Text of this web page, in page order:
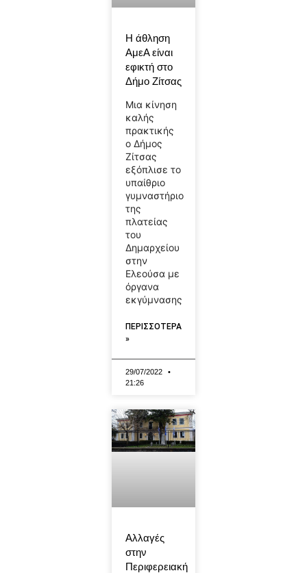
Η άθληση
ΑμεΑ είναι
εφικτή στο
Δήμο Ζίτσας
Μια κίνηση
καλής
πρακτικής
ο Δήμος
Ζίτσας
εξόπλισε το
υπαίθριο
γυμναστήριο
της
πλατείας
του
Δημαρχείου
στην
Ελεούσα με
όργανα
εκγύμνασης
ΠΕΡΙΣΣΟΤΕΡΑ
»
29/07/2022
21:26
Αλλαγές
στην
Περιφερειακή